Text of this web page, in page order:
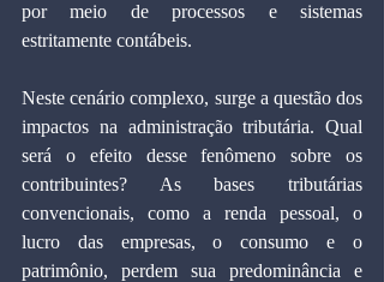
por meio de processos e sistemas
estritamente contábeis.
Neste cenário complexo, surge a questão dos
impactos na administração tributária. Qual
será o efeito desse fenômeno sobre os
contribuintes? As bases tributárias
convencionais, como a renda pessoal, o
lucro das empresas, o consumo e o
patrimônio, perdem sua predominância e